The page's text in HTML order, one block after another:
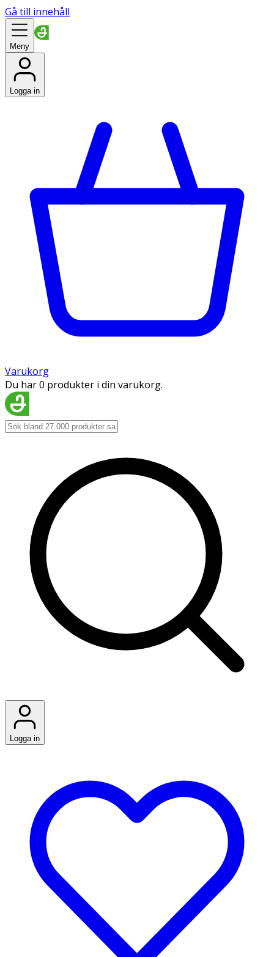
Gå till innehåll
Meny
Logga in
Varukorg
Du har 0 produkter i din varukorg.
Logga in